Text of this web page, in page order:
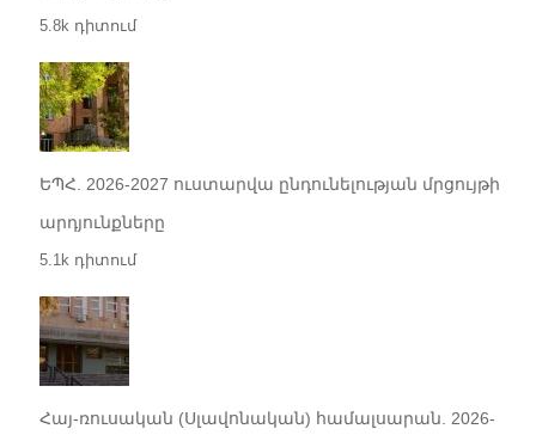
5.8k դիտում
ԵՊՀ. 2026-2027 ուստարվա ընդունելության մրցույթի
արդյունքները
5.1k դիտում
Հայ-ռուսական (Սլավոնական) համալսարան. 2026-